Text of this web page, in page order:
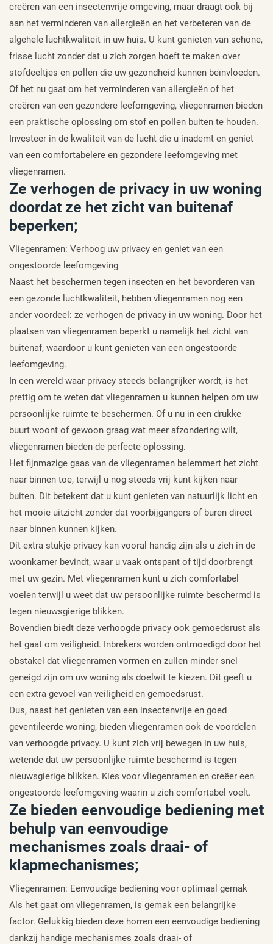
creëren van een insectenvrije omgeving, maar draagt ook bij
aan het verminderen van allergieën en het verbeteren van de
algehele luchtkwaliteit in uw huis. U kunt genieten van schone,
frisse lucht zonder dat u zich zorgen hoeft te maken over
stofdeeltjes en pollen die uw gezondheid kunnen beïnvloeden.
Of het nu gaat om het verminderen van allergieën of het
creëren van een gezondere leefomgeving, vliegenramen bieden
een praktische oplossing om stof en pollen buiten te houden.
Investeer in de kwaliteit van de lucht die u inademt en geniet
van een comfortabelere en gezondere leefomgeving met
vliegenramen.
Ze verhogen de privacy in uw woning
doordat ze het zicht van buitenaf
beperken;
Vliegenramen: Verhoog uw privacy en geniet van een
ongestoorde leefomgeving
Naast het beschermen tegen insecten en het bevorderen van
een gezonde luchtkwaliteit, hebben vliegenramen nog een
ander voordeel: ze verhogen de privacy in uw woning. Door het
plaatsen van vliegenramen beperkt u namelijk het zicht van
buitenaf, waardoor u kunt genieten van een ongestoorde
leefomgeving.
In een wereld waar privacy steeds belangrijker wordt, is het
prettig om te weten dat vliegenramen u kunnen helpen om uw
persoonlijke ruimte te beschermen. Of u nu in een drukke
buurt woont of gewoon graag wat meer afzondering wilt,
vliegenramen bieden de perfecte oplossing.
Het fijnmazige gaas van de vliegenramen belemmert het zicht
naar binnen toe, terwijl u nog steeds vrij kunt kijken naar
buiten. Dit betekent dat u kunt genieten van natuurlijk licht en
het mooie uitzicht zonder dat voorbijgangers of buren direct
naar binnen kunnen kijken.
Dit extra stukje privacy kan vooral handig zijn als u zich in de
woonkamer bevindt, waar u vaak ontspant of tijd doorbrengt
met uw gezin. Met vliegenramen kunt u zich comfortabel
voelen terwijl u weet dat uw persoonlijke ruimte beschermd is
tegen nieuwsgierige blikken.
Bovendien biedt deze verhoogde privacy ook gemoedsrust als
het gaat om veiligheid. Inbrekers worden ontmoedigd door het
obstakel dat vliegenramen vormen en zullen minder snel
geneigd zijn om uw woning als doelwit te kiezen. Dit geeft u
een extra gevoel van veiligheid en gemoedsrust.
Dus, naast het genieten van een insectenvrije en goed
geventileerde woning, bieden vliegenramen ook de voordelen
van verhoogde privacy. U kunt zich vrij bewegen in uw huis,
wetende dat uw persoonlijke ruimte beschermd is tegen
nieuwsgierige blikken. Kies voor vliegenramen en creëer een
ongestoorde leefomgeving waarin u zich comfortabel voelt.
Ze bieden eenvoudige bediening met
behulp van eenvoudige
mechanismes zoals draai- of
klapmechanismes;
Vliegenramen: Eenvoudige bediening voor optimaal gemak
Als het gaat om vliegenramen, is gemak een belangrijke
factor. Gelukkig bieden deze horren een eenvoudige bediening
dankzij handige mechanismes zoals draai- of